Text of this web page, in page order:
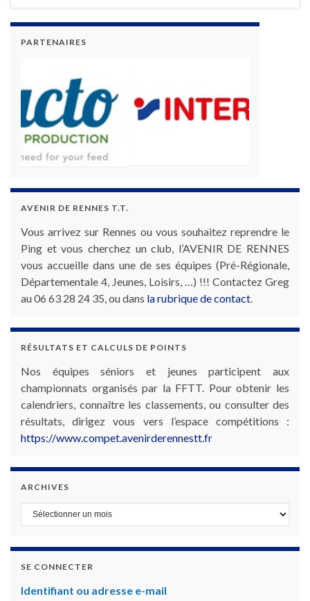
PARTENAIRES
AVENIR DE RENNES T.T.
Vous arrivez sur Rennes ou vous souhaitez reprendre le
Ping et vous cherchez un club, l’AVENIR DE RENNES
vous accueille dans une de ses équipes (Pré-Régionale,
Départementale 4, Jeunes, Loisirs, …) !!! Contactez Greg
au 06 63 28 24 35, ou dans la rubrique de contact.
RÉSULTATS ET CALCULS DE POINTS
Nos équipes séniors et jeunes participent aux
championnats organisés par la FFTT. Pour obtenir les
calendriers, connaître les classements, ou consulter des
résultats, dirigez vous vers l’espace compétitions :
https://www.compet.avenirderennestt.fr
ARCHIVES
Archives
SE CONNECTER
Identifiant ou adresse e-mail